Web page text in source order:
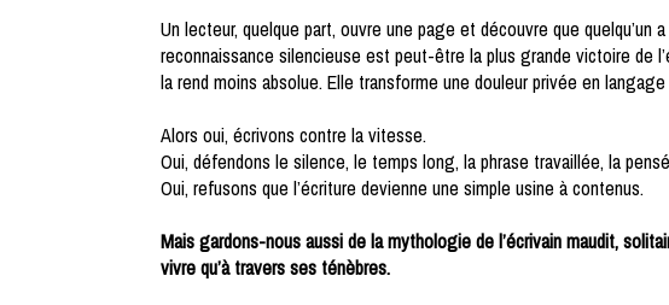
Un lecteur, quelque part, ouvre une page et découvre que quelqu’un
reconnaissance silencieuse est peut-être la plus grande victoire de
la rend moins absolue. Elle transforme une douleur privée en
Alors oui, écrivons contre la vitesse.
Oui, défendons le silence, le temps long, la phrase travaillée, la
Oui, refusons que l’écriture devienne une simple usine à contenus.
Mais gardons-nous aussi de la mythologie de l’écrivain maudit,
vivre qu’à travers ses ténèbres.